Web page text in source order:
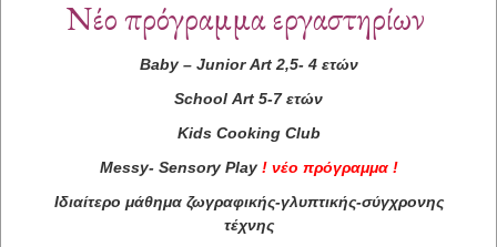
Νέο πρόγραμμα εργαστηρίων
Baby– Junior Art2,5- 4 ετών
School Art 5-7 ετών
Kids Cooking Club
Messy- Sensory Play ! νέο πρόγραμμα !
Ιδιαίτερο μάθημα ζωγραφικής-γλυπτικής-σύγχρονης
τέχνης